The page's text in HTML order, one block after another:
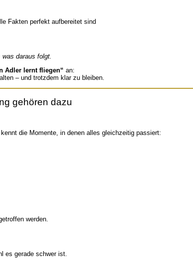
Fakten perfekt aufbereitet sind
daraus folgt.
Adler lernt fliegen“ an:
– und trotzdem klar zu bleiben.
gehören dazu
die Momente, in denen alles gleichzeitig passiert:
werden.
es gerade schwer ist.